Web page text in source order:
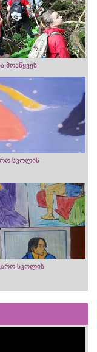
მოაწყვეს
სკოლის
სკოლის